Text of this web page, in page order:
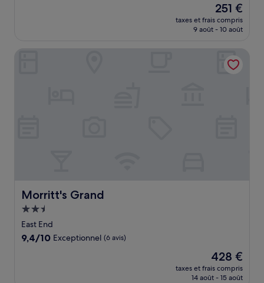
Le
nouveau
prix
de
251 €
251 €
taxes et frais compris
9 août - 10 août
Morritt's Grand
Morritt's Grand
Hébergement
2.5 étoiles
East End
9.4
9,4/10 Exceptionnel (6 avis)
Le
nouveau
prix
428 €
taxes et frais compris
14 août - 15 août